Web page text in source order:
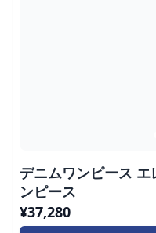
デニムワンピース
ンピース
¥37,280